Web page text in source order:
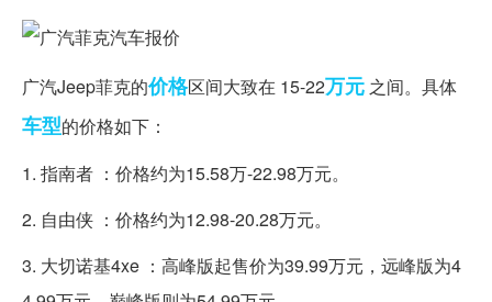
广汽Jeep菲克的价格区间大致在 15-22万元 之间。具体
车型的价格如下：
1. 指南者 ：价格约为15.58万-22.98万元。
2. 自由侠 ：价格约为12.98-20.28万元。
3. 大切诺基4xe ：高峰版起售价为39.99万元，远峰版为4